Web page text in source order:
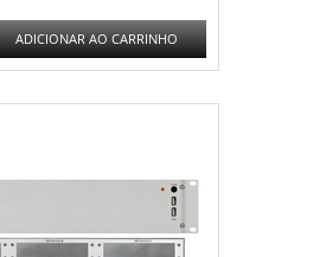
ADICIONAR AO CARRINHO